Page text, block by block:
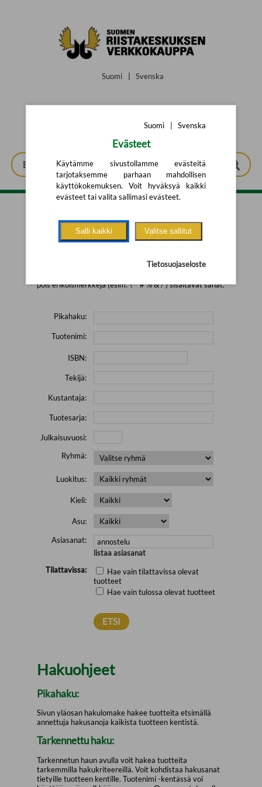
Suomi Svenska
Tarkennettu haku
pois erikoismerkkejä (esim. \' " # % & / ) sisältävät sanat.
Pikahaku:
Tuotenimi:
ISBN:
Tekijä:
Kustantaja:
Tuotesarja:
Julkaisuvuosi:
Ryhmä:
Luokitus:
Kieli:
Asu:
Asiasanat:
listaa asiasanat
Tilattavissa:
Hae vain tilattavissa olevat
tuotteet
Hae vain tulossa olevat tuotteet
Hakuohjeet
Pikahaku:
Sivun yläosan hakulomake hakee tuotteita etsimällä
annettuja hakusanoja kaikista tuotteen kentistä.
Tarkennettu haku:
Tarkennetun haun avulla voit hakea tuotteita
tarkemmilla hakukriteereillä. Voit kohdistaa hakusanat
tietyille tuotteen kentille. Tuotenimi -kentässä voi
Suomi Svenska
Evästeet
Käytämme sivustollamme evästeitä
tarjotaksemme parhaan mahdollisen
käyttökokemuksen. Voit hyväksyä kaikki
evästeet tai valita sallimasi evästeet.
Salli kaikki Valitse sallitut
Tietosuojaseloste